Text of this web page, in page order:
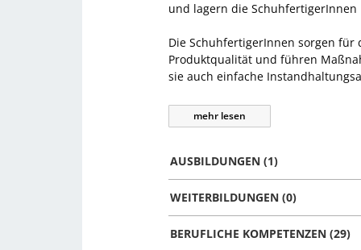
und lagern die
Die SchuhfertigerInnen sorgen
Produktqualität und führen
sie auch einfache
mehr lesen
AUSBILDUNGEN (1)
WEITERBILDUNGEN (0)
BERUFLICHE KOMPETENZEN (29)